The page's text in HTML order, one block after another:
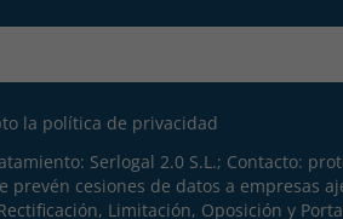
la política de privacidad
Serlogal 2.0 S.L.; Contacto:
prevén cesiones de datos a empresas
Limitación, Oposición y